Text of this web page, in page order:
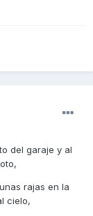
del garaje y al
rajas en la
cielo,